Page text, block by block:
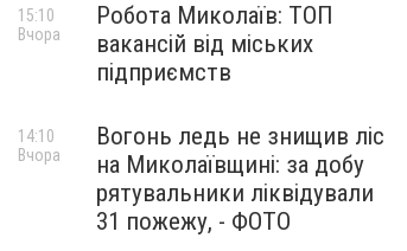
Робота Миколаїв: ТОП
вакансій від міських
підприємств
15:10
Вчора
Вогонь ледь не знищив ліс
на Миколаївщині: за добу
рятувальники ліквідували
31 пожежу, - ФОТО
14:10
Вчора